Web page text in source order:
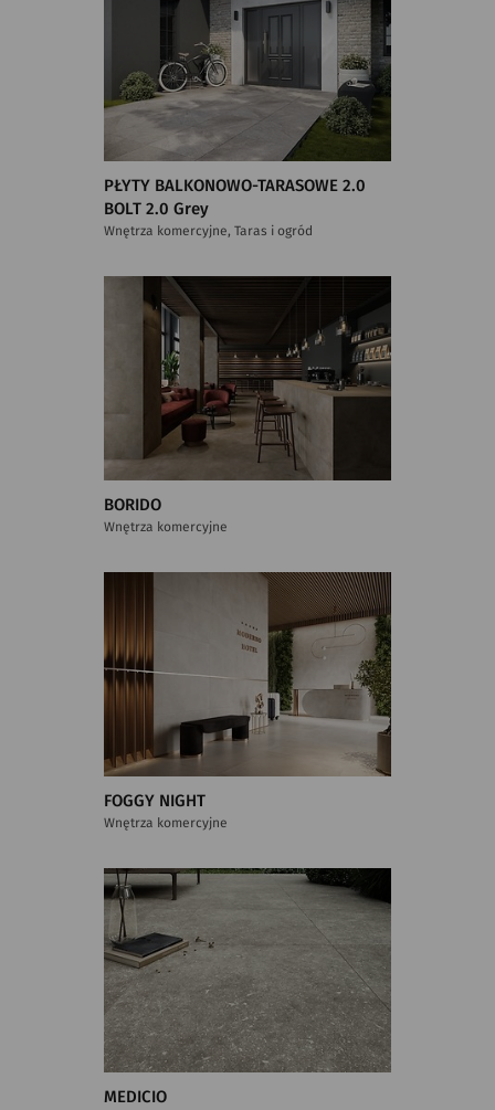
PŁYTY BALKONOWO-TARASOWE 2.0
BOLT 2.0 Grey
Wnętrza komercyjne, Taras i ogród
BORIDO
Wnętrza komercyjne
FOGGY NIGHT
Wnętrza komercyjne
MEDICIO